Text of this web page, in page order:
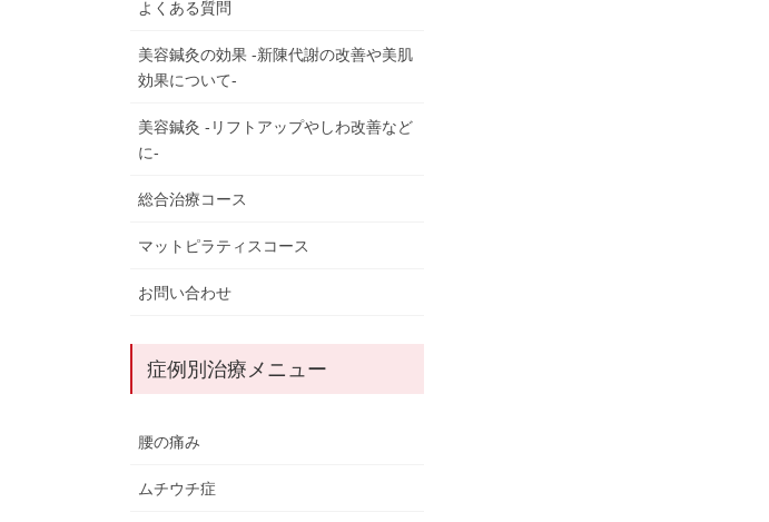
よくある質問
美容鍼灸の効果 -新陳代謝の改善や美肌
効果について-
美容鍼灸 -リフトアップやしわ改善など
に-
総合治療コース
マットピラティスコース
お問い合わせ
症例別治療メニュー
腰の痛み
ムチウチ症